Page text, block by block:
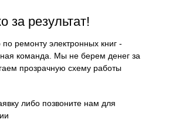
за результат!
ремонту электронных книг -
команда. Мы не берем денег за
прозрачную схему работы
либо позвоните нам для